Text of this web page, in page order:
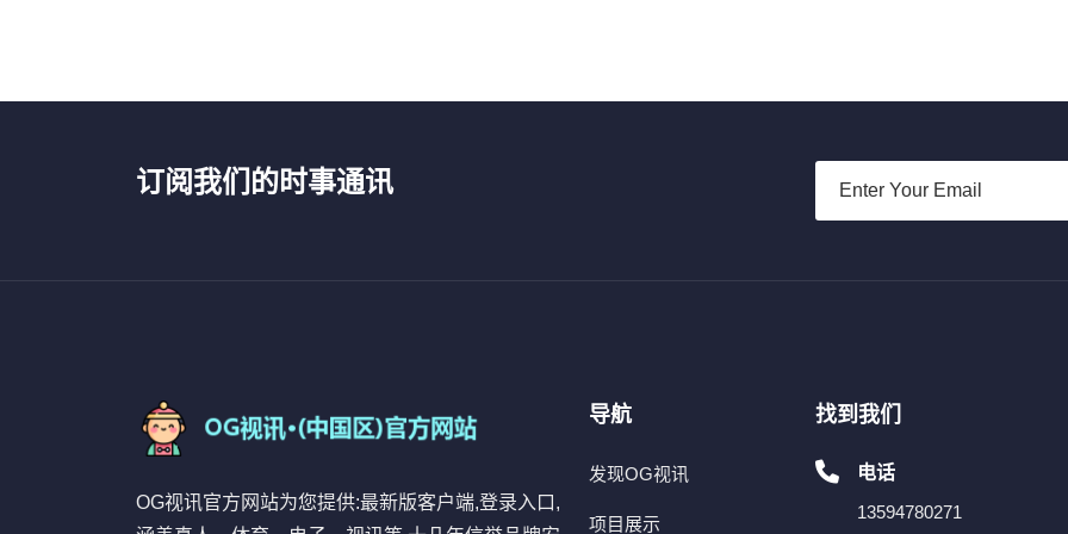
订阅我们的时事通讯
OG视讯官方网站为您提供:最新版客户端,登录入口,
导航
发现OG视讯
项目展示
找到我们
电话
13594780271